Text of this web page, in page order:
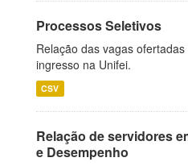
Processos Seletivos
Relação das vagas
ingresso na Unifei.
CSV
Relação de servidores
e Desempenho